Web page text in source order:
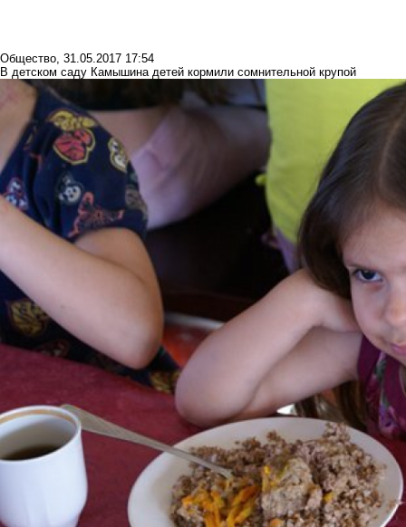
Общество, 31.05.2017 17:54
В детском саду Камышина детей кормили сомнительной крупой